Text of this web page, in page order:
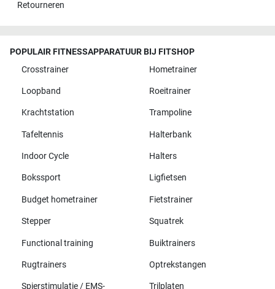
Retourneren
POPULAIR FITNESSAPPARATUUR BIJ FITSHOP
Crosstrainer
Hometrainer
Loopband Roeitrainer
Krachtstation Trampoline
Tafeltennis Halterbank
Indoor Cycle Halters
Bokssport Ligfietsen
Budget hometrainer Fietstrainer
Stepper Squatrek
Functional training Buiktrainers
Rugtrainers Optrekstangen
Spierstimulatie / EMS- Trilplaten